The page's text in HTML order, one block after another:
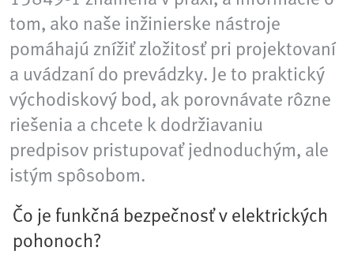
tom, ako naše inžinierske nástroje
pomáhajú znížiť zložitosť pri projektovaní
a uvádzaní do prevádzky. Je to praktický
východiskový bod, ak porovnávate rôzne
riešenia a chcete k dodržiavaniu
predpisov pristupovať jednoduchým, ale
istým spôsobom.
Čo je funkčná bezpečnosť v elektrických
pohonoch?